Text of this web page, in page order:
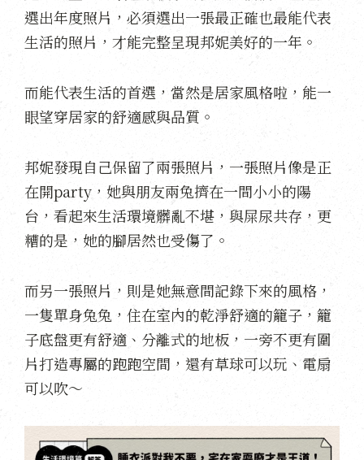
選出年度照片，必須選出一張最正確也最能代表
生活的照片，才能完整呈現邦妮美好的一年。
而能代表生活的首選，當然是居家風格啦，能一
眼望穿居家的舒適感與品質。
邦妮發現自己保留了兩張照片，一張照片像是正
在開party，她與朋友兩兔擠在一間小小的陽
台，看起來生活環境髒亂不堪，與屎尿共存，更
糟的是，她的腳居然也受傷了。
而另一張照片，則是她無意間記錄下來的風格，
一隻單身兔兔，住在室內的乾淨舒適的籠子，籠
子底盤更有舒適、分離式的地板，一旁不更有圍
片打造專屬的跑跑空間，還有草球可以玩、電扇
可以吹～